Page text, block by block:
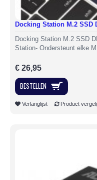
Docking Station M.2 SSD
Docking Station M.2 SSD
Station- Ondersteunt elke
€ 26,95
BESTELLEN
Verlanglijst Product